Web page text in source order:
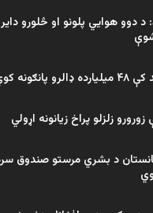
د دوو هوايي پلونو او څلورو
کوي
زورورو زلزلو پراخ زیانونه اړولي
د بشري مرستو صندوق